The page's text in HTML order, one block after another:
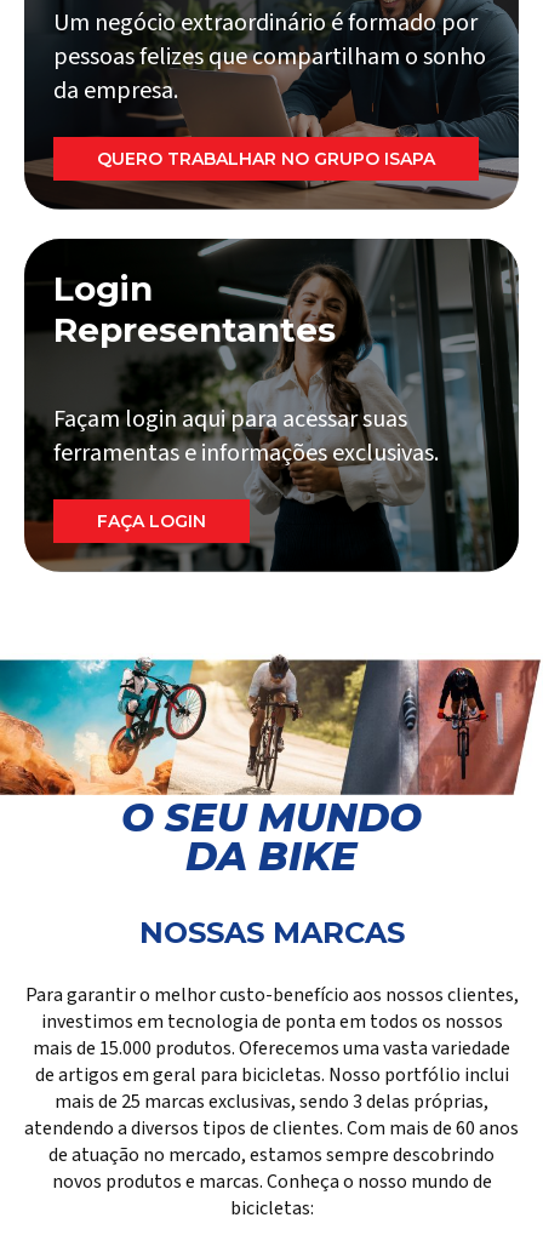
Um negócio extraordinário é formado por
pessoas felizes que compartilham o sonho
da empresa.
QUERO TRABALHAR NO GRUPO ISAPA
Login
Representantes
Façam login aqui para acessar suas
ferramentas e informações exclusivas.
FAÇA LOGIN
O SEU MUNDO
DA BIKE
NOSSAS MARCAS
Para garantir o melhor custo-benefício aos nossos clientes,
investimos em tecnologia de ponta em todos os nossos
mais de 15.000 produtos. Oferecemos uma vasta variedade
de artigos em geral para bicicletas. Nosso portfólio inclui
mais de 25 marcas exclusivas, sendo 3 delas próprias,
atendendo a diversos tipos de clientes. Com mais de 60 anos
de atuação no mercado, estamos sempre descobrindo
novos produtos e marcas. Conheça o nosso mundo de
bicicletas: